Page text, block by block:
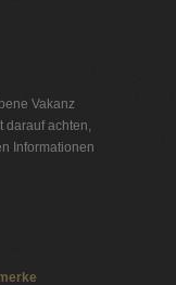
Vakanz
darauf achten,
Informationen